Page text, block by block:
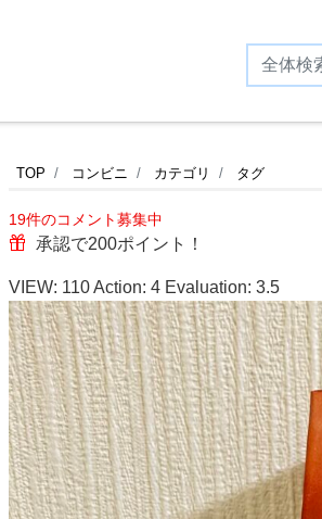
セ
ブ
ン
イ
レ
ブ
ン
TOP コンビニ カテゴリ タグ
19件のコメント募集中
承認で200ポイント！
VIEW: 110Action: 4 Evaluation: 3.5